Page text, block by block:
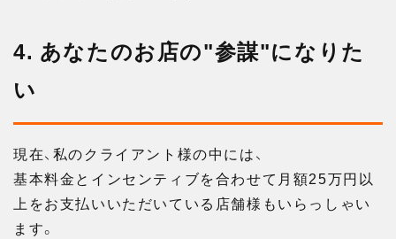
4. あなたのお店の"参謀"になりた
い
現在、私のクライアント様の中には、
基本料金とインセンティブを合わせて月額25万円以
上をお支払いいただいている店舗様もいらっしゃい
ます。